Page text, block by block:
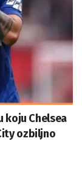
koju Chelsea
ozbiljno